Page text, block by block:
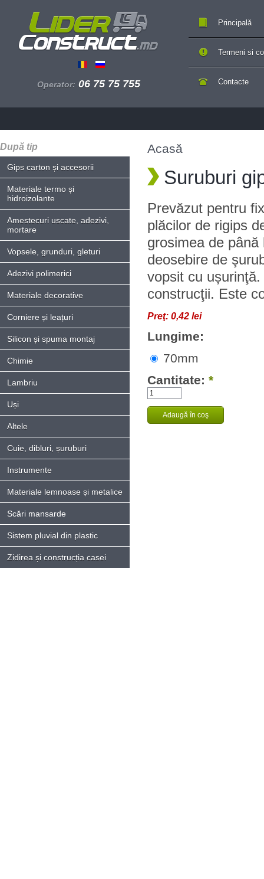
Operator: 06 75 75 755
Principală
Contacte
Termeni si
După tip
Gips carton și accesorii
Materiale termo și
hidroizolante
Amestecuri uscate, adezivi,
mortare
Vopsele, grunduri, gleturi
Adezivi polimerici
Materiale decorative
Corniere și leațuri
Silicon și spuma montaj
Chimie
Lambriu
Uși
Altele
Cuie, dibluri, șuruburi
Instrumente
Materiale lemnoase și metalice
Scări mansarde
Sistem pluvial din plastic
Zidirea și construcția casei
Acasă
Suruburi
Prevăzut pentru
plăcilor de rigips
grosimea de
deosebire de
vopsit cu
construcţii. Este
Preţ: 0,42 lei
Lungime:
70mm
Cantitate: *